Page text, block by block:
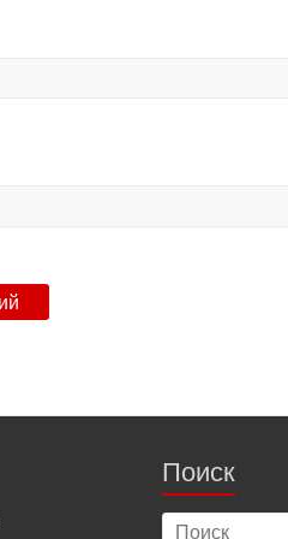
Поиск